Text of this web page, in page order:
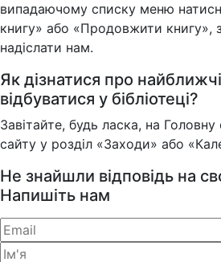
випадаючому списку меню
книгу» або «Продовжити книгу»,
надіслати нам.
Як дізнатися про найближчі
відбуватися у бібліотеці?
Завітайте, будь ласка, на
сайту у розділ «Заходи» або
Не знайшли відповідь на
Напишіть нам